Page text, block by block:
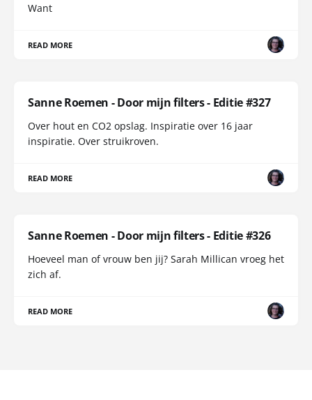
Want
READ MORE
Sanne Roemen - Door mijn filters - Editie #327
Over hout en CO2 opslag. Inspiratie over 16 jaar
inspiratie. Over struikroven.
READ MORE
Sanne Roemen - Door mijn filters - Editie #326
Hoeveel man of vrouw ben jij? Sarah Millican vroeg het
zich af.
READ MORE